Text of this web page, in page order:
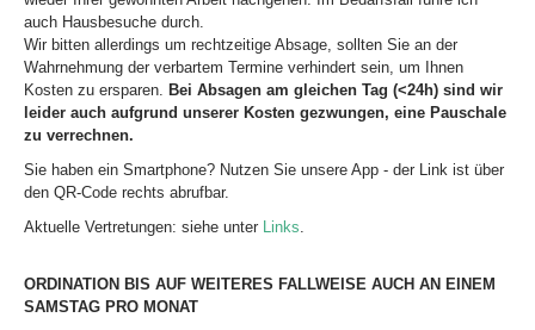
auch Hausbesuche durch.
Wir bitten allerdings um rechtzeitige Absage, sollten Sie an der
Wahrnehmung der verbartem Termine verhindert sein, um Ihnen
Kosten zu ersparen.
Bei Absagen am gleichen Tag (<24h) sind wir
leider auch aufgrund unserer Kosten gezwungen, eine Pauschale
zu verrechnen.
Sie haben ein Smartphone? Nutzen Sie unsere App - der Link ist über
den QR-Code rechts abrufbar.
Aktuelle Vertretungen: siehe unter
Links
ORDINATION BIS AUF WEITERES FALLWEISE AUCH AN EINEM
SAMSTAG PRO MONAT